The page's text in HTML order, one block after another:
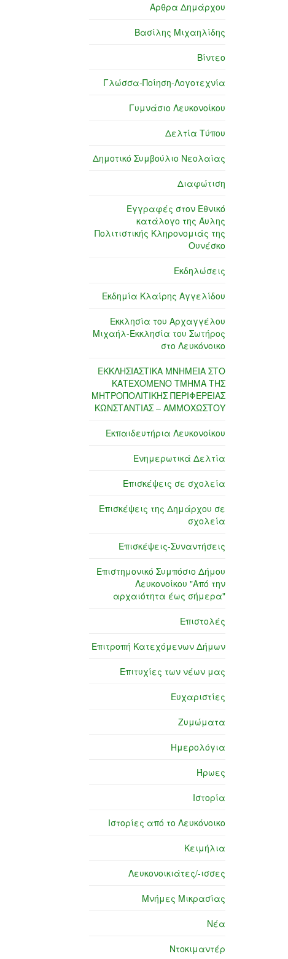
Άρθρα Δημάρχου
Βασίλης Μιχαηλίδης
Βίντεο
Γλώσσα-Ποίηση-Λογοτεχνία
Γυμνάσιο Λευκονοίκου
Δελτία Τύπου
Δημοτικό Συμβούλιο Νεολαίας
Διαφώτιση
Εγγραφές στον Εθνικό
κατάλογο της Άυλης
Πολιτιστικής Κληρονομιάς της
Ουνέσκο
Εκδηλώσεις
Εκδημία Κλαίρης Αγγελίδου
Εκκλησία του Αρχαγγέλου
Μιχαήλ-Εκκλησία του Σωτήρος
στο Λευκόνοικο
ΕΚΚΛΗΣΙΑΣΤΙΚΑ ΜΝΗΜΕΙΑ ΣΤΟ
ΚΑΤΕΧΟΜΕΝΟ ΤΜΗΜΑ ΤΗΣ
ΜΗΤΡΟΠΟΛΙΤΙΚΗΣ ΠΕΡΙΦΕΡΕΙΑΣ
ΚΩΝΣΤΑΝΤΙΑΣ – ΑΜΜΟΧΩΣΤΟΥ
Εκπαιδευτήρια Λευκονοίκου
Ενημερωτικά Δελτία
Επισκέψεις σε σχολεία
Επισκέψεις της Δημάρχου σε
σχολεία
Επισκέψεις-Συναντήσεις
Επιστημονικό Συμπόσιο Δήμου
Λευκονοίκου "Από την
αρχαιότητα έως σήμερα"
Επιστολές
Επιτροπή Κατεχόμενων Δήμων
Επιτυχίες των νέων μας
Ευχαριστίες
Ζυμώματα
Ημερολόγια
Ήρωες
Ιστορία
Ιστορίες από το Λευκόνοικο
Κειμήλια
Λευκονοικιάτες/-ισσες
Μνήμες Μικρασίας
Νέα
Ντοκιμαντέρ